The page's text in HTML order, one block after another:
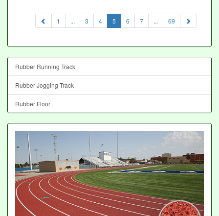
1 ... 3 4 5 (current)
6 7 ... 69
Rubber Running Track
Rubber Jogging Track
Rubber Floor